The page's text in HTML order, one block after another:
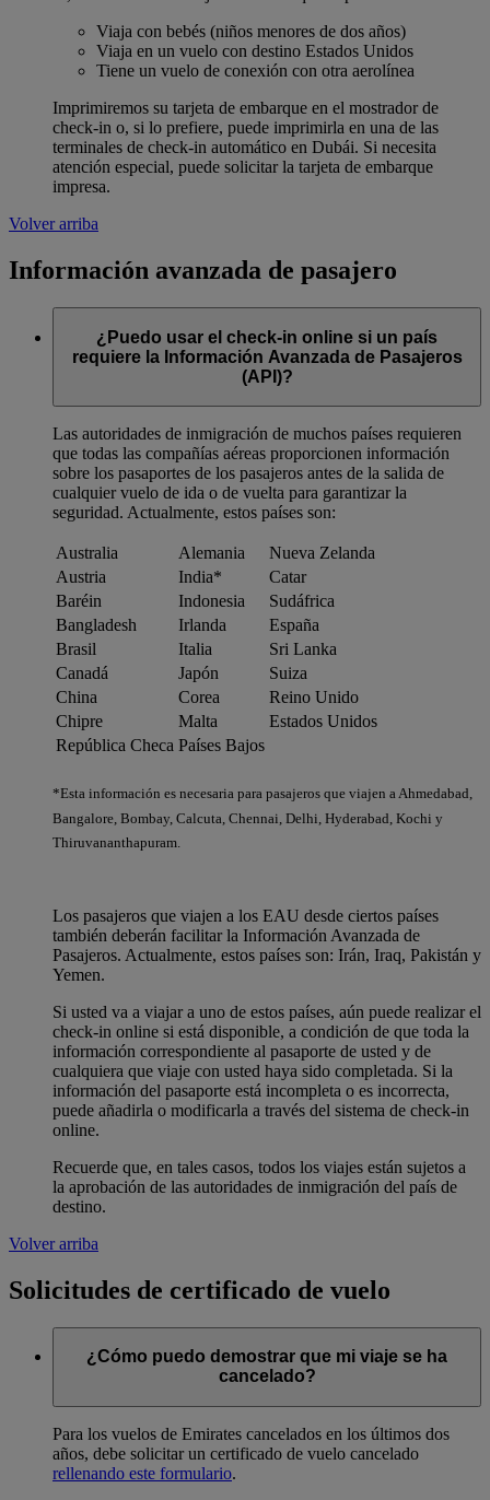
Viaja con bebés (niños menores de dos años)
Viaja en un vuelo con destino Estados Unidos
Tiene un vuelo de conexión con otra aerolínea
Imprimiremos su tarjeta de embarque en el mostrador de
check-in o, si lo prefiere, puede imprimirla en una de las
terminales de check-in automático en Dubái. Si necesita
atención especial, puede solicitar la tarjeta de embarque
impresa.
Volver arriba
Información avanzada de pasajero
¿Puedo usar el check-in online si un país
requiere la Información Avanzada de Pasajeros
(API)?
Las autoridades de inmigración de muchos países requieren
que todas las compañías aéreas proporcionen información
sobre los pasaportes de los pasajeros antes de la salida de
cualquier vuelo de ida o de vuelta para garantizar la
seguridad. Actualmente, estos países son:
Australia Alemania
Nueva Zelanda
Austria
India*
Catar
Baréin
Indonesia
Sudáfrica
Bangladesh
Irlanda
España
Brasil
Italia
Sri Lanka
Canadá
Japón
Suiza
China
Corea
Reino Unido
Chipre
Malta
Estados Unidos
República Checa Países Bajos
*Esta información es necesaria para pasajeros que viajen a Ahmedabad,
Bangalore, Bombay, Calcuta, Chennai, Delhi, Hyderabad, Kochi y
Thiruvananthapuram.
Los pasajeros que viajen a los EAU desde ciertos países
también deberán facilitar la Información Avanzada de
Pasajeros. Actualmente, estos países son: Irán, Iraq, Pakistán y
Yemen.
Si usted va a viajar a uno de estos países, aún puede realizar el
check-in online si está disponible, a condición de que toda la
información correspondiente al pasaporte de usted y de
cualquiera que viaje con usted haya sido completada. Si la
información del pasaporte está incompleta o es incorrecta,
puede añadirla o modificarla a través del sistema de check-in
online.
Recuerde que, en tales casos, todos los viajes están sujetos a
la aprobación de las autoridades de inmigración del país de
destino.
Volver arriba
Solicitudes de certificado de vuelo
¿Cómo puedo demostrar que mi viaje se ha
cancelado?
Para los vuelos de Emirates cancelados en los últimos dos
años, debe solicitar un certificado de vuelo cancelado
rellenando este formulario.